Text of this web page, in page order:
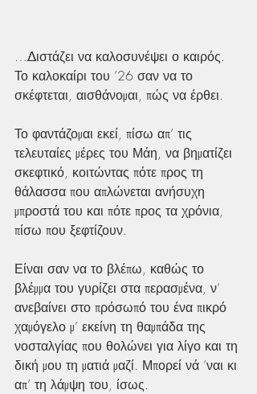
…Διστάζει να καλοσυνέψει ο καιρός.
Το καλοκαίρι του ’26 σαν να το
σκέφτεται, αισθάνομαι, πώς να έρθει.
Το φαντάζομαι εκεί, πίσω απ’ τις
τελευταίες μέρες του Μάη, να βηματίζει
σκεφτικό, κοιτώντας πότε προς τη
θάλασσα που απλώνεται ανήσυχη
μπροστά του και πότε προς τα χρόνια,
πίσω που ξεφτίζουν.
Είναι σαν να το βλέπω, καθώς το
βλέμμα του γυρίζει στα περασμένα, ν’
ανεβαίνει στο πρόσωπό του ένα πικρό
χαμόγελο μ’ εκείνη τη θαμπάδα της
νοσταλγίας που θολώνει για λίγο και τη
δική μου τη ματιά μαζί. Μπορεί νά ’ναι κι
απ’ τη λάμψη του, ίσως.